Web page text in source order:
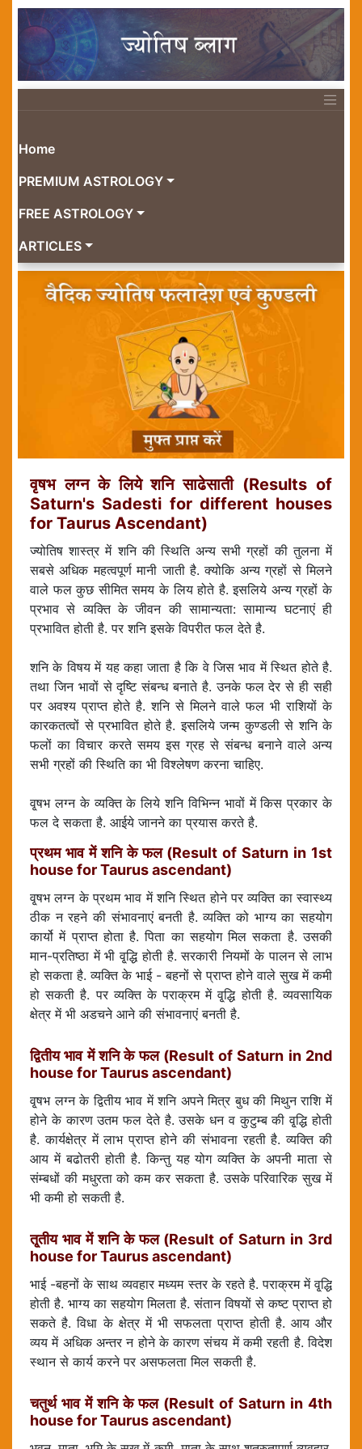
Home
PREMIUM ASTROLOGY
FREE ASTROLOGY
ARTICLES
वृषभ लग्न के लिये शनि साढेसाती (Results of
Saturn's Sadesti for different houses
for Taurus Ascendant)
ज्योतिष शास्त्र में शनि की स्थिति अन्य सभी ग्रहों की तुलना में
सबसे अधिक महत्वपूर्ण मानी जाती है. क्योकि अन्य ग्रहों से मिलने
वाले फल कुछ सीमित समय के लिय होते है. इसलिये अन्य ग्रहों के
प्रभाव से व्यक्ति के जीवन की सामान्यता: सामान्य घटनाएं ही
प्रभावित होती है. पर शनि इसके विपरीत फल देते है.
शनि के विषय में यह कहा जाता है कि वे जिस भाव में स्थित होते है.
तथा जिन भावों से दृष्टि संबन्ध बनाते है. उनके फल देर से ही सही
पर अवश्य प्राप्त होते है. शनि से मिलने वाले फल भी राशियों के
कारकतत्वों से प्रभावित होते है. इसलिये जन्म कुण्डली से शनि के
फलों का विचार करते समय इस ग्रह से संबन्ध बनाने वाले अन्य
सभी ग्रहों की स्थिति का भी विश्लेषण करना चाहिए.
वृ्षभ लग्न के व्यक्ति के लिये शनि विभिन्न भावों में किस प्रकार के
फल दे सकता है. आईये जानने का प्रयास करते है.
प्रथम भाव में शनि के फल (Result of Saturn in 1st
house for Taurus ascendant)
वृ्षभ लग्न के प्रथम भाव में शनि स्थित होने पर व्यक्ति का स्वास्थ्य
ठीक न रहने की संभावनाएं बनती है. व्यक्ति को भाग्य का सहयोग
कार्यो में प्राप्त होता है. पिता का सहयोग मिल सकता है. उसकी
मान-प्रतिष्ठा में भी वृ्द्धि होती है. सरकारी नियमों के पालन से लाभ
हो सकता है. व्यक्ति के भाई - बहनों से प्राप्त होने वाले सुख में कमी
हो सकती है. पर व्यक्ति के पराक्रम में वृ्द्धि होती है. व्यवसायिक
क्षेत्र में भी अडचने आने की संभावनाएं बनती है.
द्वितीय भाव में शनि के फल (Result of Saturn in 2nd
house for Taurus ascendant)
वृ्षभ लग्न के द्वितीय भाव में शनि अपने मित्र बुध की मिथुन राशि में
होने के कारण उतम फल देते है. उसके धन व कुटुम्ब की वृ्द्धि होती
है. कार्यक्षेत्र में लाभ प्राप्त होने की संभावना रहती है. व्यक्ति की
आय में बढोतरी होती है. किन्तु यह योग व्यक्ति के अपनी माता से
संम्बधों की मधुरता को कम कर सकता है. उसके परिवारिक सुख में
भी कमी हो सकती है.
तृ्तीय भाव में शनि के फल (Result of Saturn in 3rd
house for Taurus ascendant)
भाई -बहनों के साथ व्यवहार मध्यम स्तर के रहते है. पराक्रम में वृ्द्धि
होती है. भाग्य का सहयोग मिलता है. संतान विषयों से कष्ट प्राप्त हो
सकते है. विधा के क्षेत्र में भी सफलता प्राप्त होती है. आय और
व्यय में अधिक अन्तर न होने के कारण संचय में कमी रहती है. विदेश
स्थान से कार्य करने पर असफलता मिल सकती है.
चतुर्थ भाव में शनि के फल (Result of Saturn in 4th
house for Taurus ascendant)